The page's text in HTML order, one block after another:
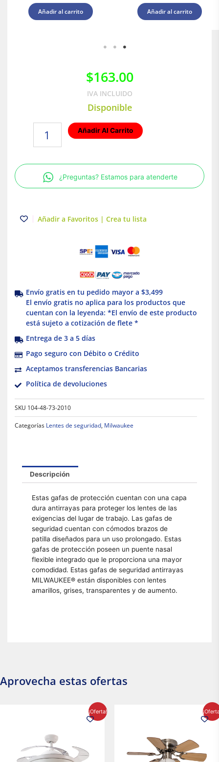
Añadir al carrito Añadir al carrito
$163.00
IVA INCLUIDO
Disponible
Seguridad
Antirrayas
Milwaukee
48-
cantidad
Añadir Al Carrito
¿Preguntas? Estamos para atenderte
Añadir a Favoritos | Crea tu lista
Envío gratis en tu pedido mayor a $3,499
El envío gratis no aplica para los productos que
cuentan con la leyenda: *El envío de este producto
está sujeto a cotización de flete *
Entrega de 3 a 5 días
Pago seguro con Débito o Crédito
Aceptamos transferencias Bancarias
Política de devoluciones
SKU 104-48-73-2010
Categorías Lentes de seguridad, Milwaukee
Descripción
Estas gafas de protección cuentan con una capa
dura antirrayas para proteger los lentes de las
exigencias del lugar de trabajo. Las gafas de
seguridad cuentan con cómodos brazos de
patilla diseñados para un uso prolongado. Estas
gafas de protección poseen un puente nasal
flexible integrado que le proporciona una mayor
comodidad. Estas gafas de seguridad antirrayas
MILWAUKEE® están disponibles con lentes
amarillos, grises, transparentes y de aumento.
Aprovecha estas ofertas
¡Oferta!
$2,986.97.
precio
actual
$1,450.23.
precio
actual